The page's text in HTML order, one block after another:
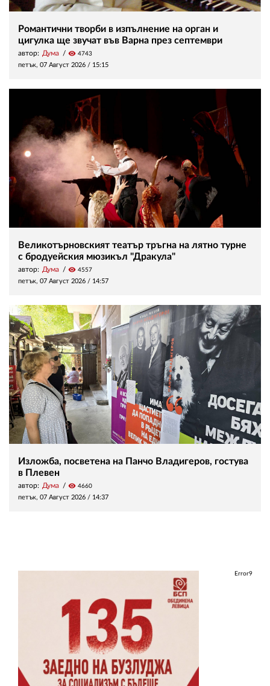
Романтични творби в изпълнение на орган и
цигулка ще звучат във Варна през септември
автор: Дума visibility 4743
петък, 07 Август 2026 / 15:15
Великотърновският театър тръгна на лятно турне
с бродуейския мюзикъл "Дракула"
автор: Дума visibility 4557
петък, 07 Август 2026 / 14:57
Изложба, посветена на Панчо Владигеров, гостува
в Плевен
автор: Дума visibility 4660
петък, 07 Август 2026 / 14:37
Error9